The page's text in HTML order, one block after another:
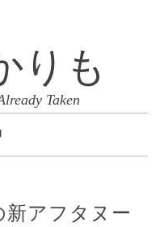
りも
Taken
アフタヌー